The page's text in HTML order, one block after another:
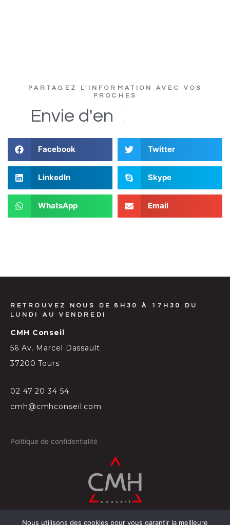
PARTAGEZ L'INFORMATION AVEC VOS
PROCHES
Envie d'en D
Facebook Twitter
LinkedIn Skype
WhatsApp Email
RETROUVEZ NOUS DE 8H30 À 17H30 DU
LUNDI AU VENDREDI
CMH Conseil
56 Av. Marcel Dassault
37200 Tours
02 47 20 34 54
cmh@cmhconseil.com
Politique de confidentialité
Nous utilisons des cookies pour vous garantir la meilleure